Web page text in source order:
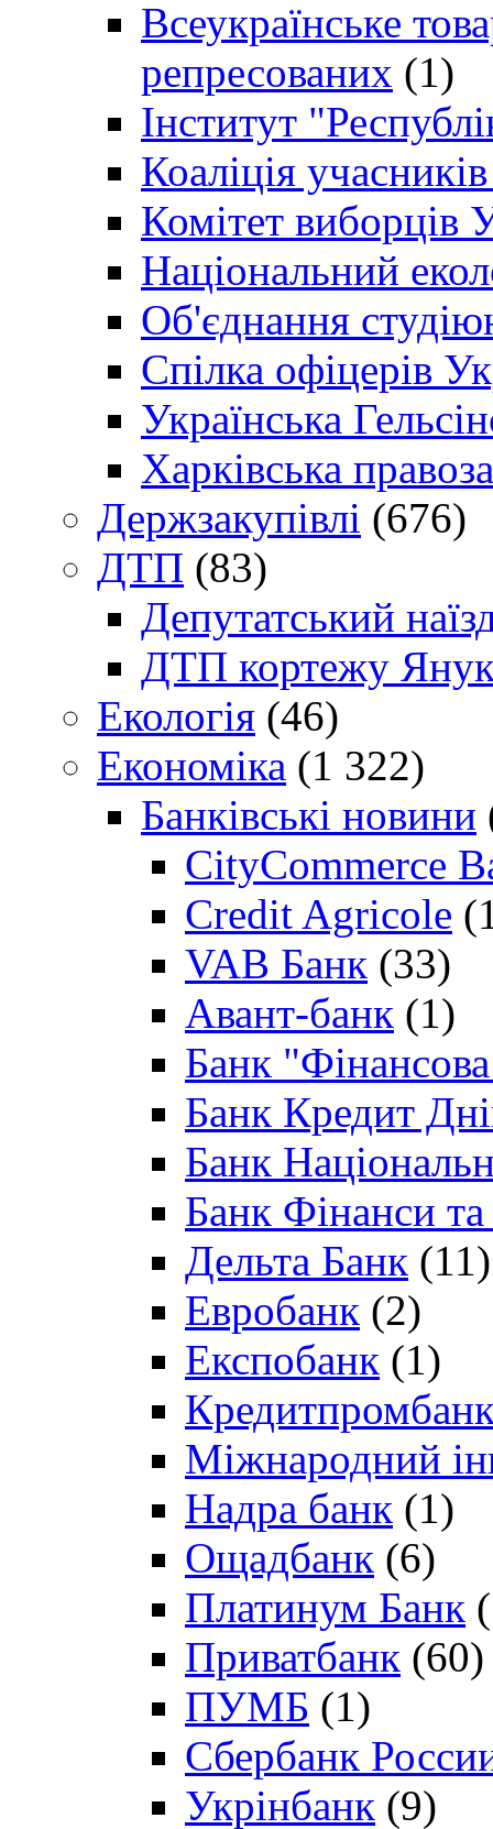
Всеукраїнське
репресованих (1)
Інститут
Коаліція
Комітет виборців
Національний
Об'єднання
Спілка офіцерів
Українська
Харківська
Держзакупівлі (676)
ДТП (83)
Депутатський
ДТП кортежу
Екологія (46)
Економіка (1 322)
Банківські новини
CityCommerce
Credit Agricole
VAB Банк (33)
Авант-банк (1)
Банк "Фінансова
Банк Кредит
Банк
Банк Фінанси
Дельта Банк (11)
Евробанк (2)
Експобанк (1)
Міжнародний
Надра банк (1)
Ощадбанк (6)
Платинум Банк
Приватбанк (60)
ПУМБ (1)
Сбербанк
Укрінбанк (9)